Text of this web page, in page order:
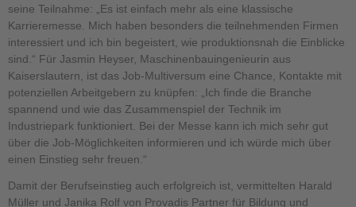
seine Teilnahme: „Es ist einfach mehr als eine klassische
Karrieremesse. Mich haben besonders die teilnehmenden Firmen
interessiert und ich bin begeistert, wie produktionsnah die Einblicke
sind.“ Für Jasmin Heyser, Maschinenbauingenieurin aus
Kaiserslautern, ist das Job-Multiversum eine Chance, Kontakte mit
potenziellen Arbeitgebern zu knüpfen: „Ich finde die Branche
spannend und wie das Zusammenspiel der Technik im
Industriepark funktioniert. Bei der Messe kann ich mich sehr gut
über die Job-Möglichkeiten informieren und ich würde mich über
einen Einstieg sehr freuen.“
Damit der Berufseinstieg auch erfolgreich ist, vermittelten Harald
Müller und Janika Rolf von Provadis Partner für Bildung und